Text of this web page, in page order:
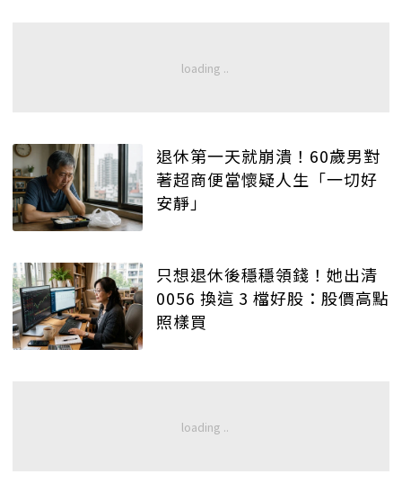
退休第一天就崩潰！60歲男對
著超商便當懷疑人生「一切好
安靜」
只想退休後穩穩領錢！她出清
0056 換這 3 檔好股：股價高點
照樣買